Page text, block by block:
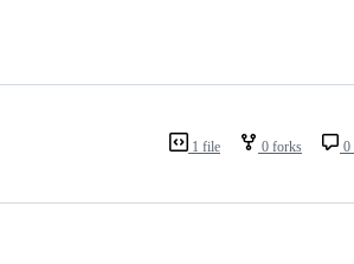
1 file 0 forks 0